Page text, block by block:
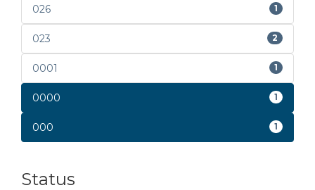
026 1
023 2
0001 1
0000 1
000 1
Status